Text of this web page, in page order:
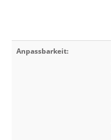
Anpassbarkeit: